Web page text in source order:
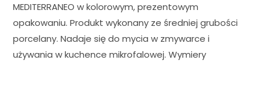
MEDITERRANEO w kolorowym, prezentowym
opakowaniu. Produkt wykonany ze średniej grubości
porcelany. Nadaje się do mycia w zmywarce i
używania w kuchence mikrofalowej. Wymiery